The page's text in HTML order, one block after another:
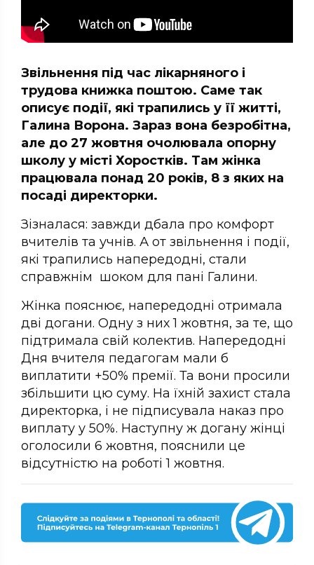
Звільнення під час лікарняного і
трудова книжка поштою. Саме так
описує події, які трапились у її житті,
Галина Ворона. Зараз вона безробітна,
але до 27 жовтня очолювала опорну
школу у місті Хоростків. Там жінка
працювала понад 20 років, 8 з яких на
посаді директорки.
Зізналася: завжди дбала про комфорт
вчителів та учнів. А от звільнення і події,
які трапились напередодні, стали
справжнім шоком для пані Галини.
Жінка пояснює, напередодні отримала
дві догани. Одну з них 1 жовтня, за те, що
підтримала свій колектив. Напередодні
Дня вчителя педагогам мали б
виплатити +50% премії. Та вони просили
збільшити цю суму. На їхній захист стала
директорка, і не підписувала наказ про
виплату у 50%. Наступну ж догану жінці
оголосили 6 жовтня, пояснили це
відсутністю на роботі 1 жовтня.